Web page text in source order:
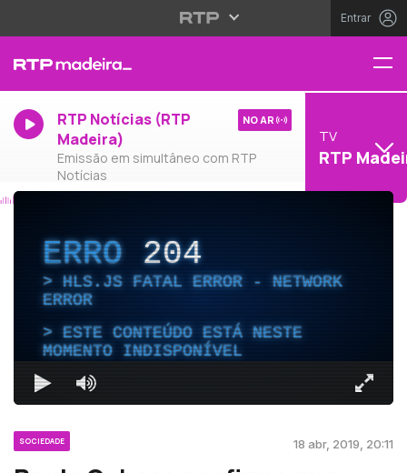
Entrar
RTP Notícias (RTP
Madeira)
Emissão em simultâneo com RTP
Notícias
NO AR
TV
RTP
ERRO204
HLS.JS FATAL ERROR - NETWORK
ERROR
ESTE CONTEÚDO ESTÁ NESTE
MOMENTO INDISPONÍVEL
SOCIEDADE 18 abr, 2019, 20:11